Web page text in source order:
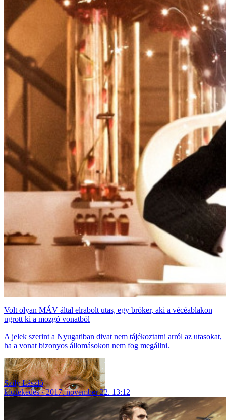
Volt olyan MÁV által elrabolt utas, egy bróker, aki a vécéablakon
ugrott ki a mozgó vonatból
A jelek szerint a Nyugatiban divat nem tájékoztatni arról az utasokat,
ha a vonat bizonyos állomásokon nem fog megállni.
Szily László
közlekedés
2017. november 22. 13:12